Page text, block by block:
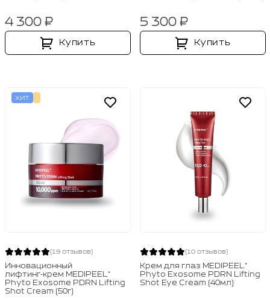
4 300 ₽
Купить
5 300 ₽
Купить
ХИТ
(19 отзывов)
Инновационный
лифтинг‑крем MEDIPEEL⁺
Phyto Exosome PDRN Lifting
Shot Cream (50г)
(10 отзывов)
Крем для глаз MEDIPEEL⁺
Phyto Exosome PDRN Lifting
Shot Eye Cream (40мл)